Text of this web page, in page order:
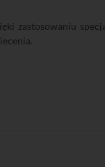
zastosowaniu